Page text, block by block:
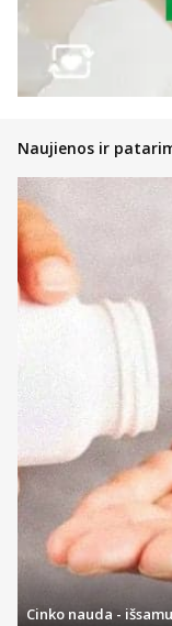
Naujienos ir
Cinko nauda -